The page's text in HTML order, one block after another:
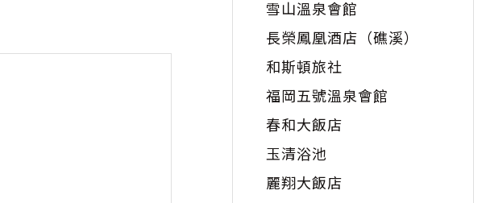
雪山溫泉會館
長榮鳳凰酒店（礁溪）
和斯頓旅社
福岡五號溫泉會館
春和大飯店
玉清浴池
麗翔大飯店